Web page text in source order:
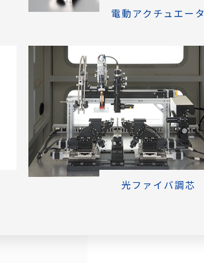
電動アクチュエータ
光ファイバ調芯